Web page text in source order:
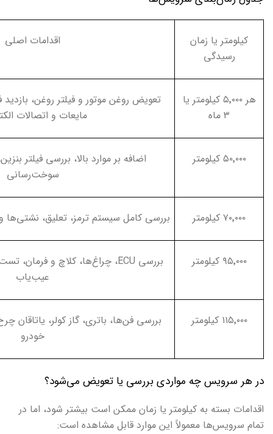
کیلومتر یا زمان
رسیدگی
اقدامات اصلی
هر ۵٬۰۰۰ کیلومتر یا
۳ ماه
تعویض روغن موتور و فیلتر روغن، بازدید
مایعات و اتصالات
۵۰٬۰۰۰ کیلومتر
اضافه بر موارد بالا، بررسی فیلتر
سوخت‌رسانی
۷۰٬۰۰۰ کیلومتر بررسی کامل سیستم ترمز، تعلیق،
۹۵٬۰۰۰ کیلومتر بررسی ECU، چراغ‌ها، کلاچ و فرمان،
عیب‌یاب
۱۱۵٬۰۰۰ کیلومتر
بررسی فن‌ها، باتری، گاز کولر،
خودرو
در هر سرویس چه مواردی بررسی یا تعویض می‌شود؟
اقدامات بسته به کیلومتر یا زمان ممکن است بیشتر شود، اما در
تمام سرویس‌ها معمولاً این موارد قابل مشاهده است: